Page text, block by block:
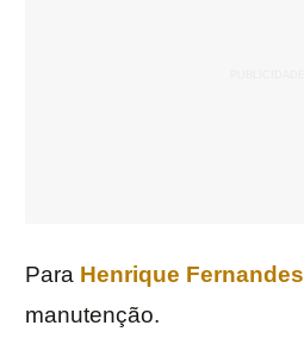
Para Henrique Fernandes
manutenção.